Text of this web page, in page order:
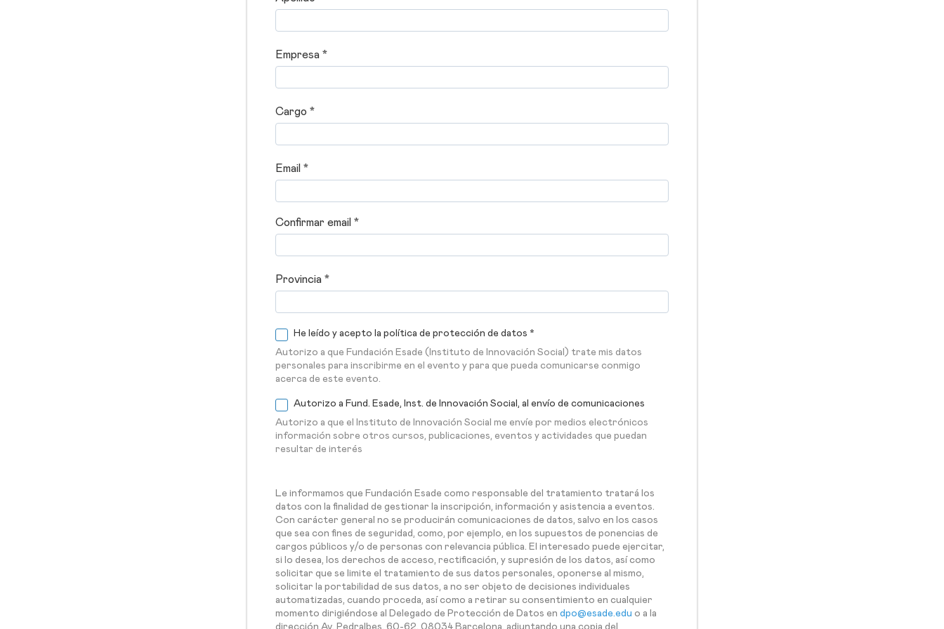
Empresa *
Cargo *
Email *
Confirmar email *
Provincia *
He leído y acepto la política de protección de datos *
Autorizo a que Fundación Esade (Instituto de Innovación Social) trate mis datos
personales para inscribirme en el evento y para que pueda comunicarse conmigo
acerca de este evento.
Autorizo a Fund. Esade, Inst. de Innovación Social, al envío de comunicaciones
Autorizo a que el Instituto de Innovación Social me envíe por medios electrónicos
información sobre otros cursos, publicaciones, eventos y actividades que puedan
resultar de interés
Le informamos que Fundación Esade como responsable del tratamiento tratará los
datos con la finalidad de gestionar la inscripción, información y asistencia a eventos.
Con carácter general no se producirán comunicaciones de datos, salvo en los casos
que sea con fines de seguridad, como, por ejemplo, en los supuestos de ponencias de
cargos públicos y/o de personas con relevancia pública. El interesado puede ejercitar,
si lo desea, los derechos de acceso, rectificación, y supresión de los datos, así como
solicitar que se limite el tratamiento de sus datos personales, oponerse al mismo,
solicitar la portabilidad de sus datos, a no ser objeto de decisiones individuales
automatizadas, cuando proceda, así como a retirar su consentimiento en cualquier
momento dirigiéndose al Delegado de Protección de Datos en dpo@esade.edu o a la
dirección Av. Pedralbes, 60-62, 08034 Barcelona, adjuntando una copia del